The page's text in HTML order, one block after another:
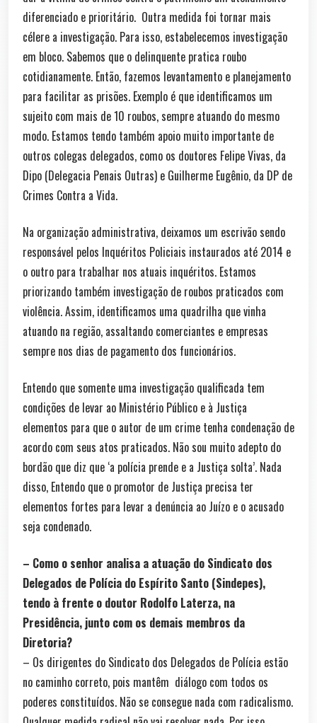
diferenciado e prioritário. Outra medida foi tornar mais
célere a investigação. Para isso, estabelecemos investigação
em bloco. Sabemos que o delinquente pratica roubo
cotidianamente. Então, fazemos levantamento e planejamento
para facilitar as prisões. Exemplo é que identificamos um
sujeito com mais de 10 roubos, sempre atuando do mesmo
modo. Estamos tendo também apoio muito importante de
outros colegas delegados, como os doutores Felipe Vivas, da
Dipo (Delegacia Penais Outras) e Guilherme Eugênio, da DP de
Crimes Contra a Vida.
Na organização administrativa, deixamos um escrivão sendo
responsável pelos Inquéritos Policiais instaurados até 2014 e
o outro para trabalhar nos atuais inquéritos. Estamos
priorizando também investigação de roubos praticados com
violência. Assim, identificamos uma quadrilha que vinha
atuando na região, assaltando comerciantes e empresas
sempre nos dias de pagamento dos funcionários.
Entendo que somente uma investigação qualificada tem
condições de levar ao Ministério Público e à Justiça
elementos para que o autor de um crime tenha condenação de
acordo com seus atos praticados. Não sou muito adepto do
bordão que diz que ‘a polícia prende e a Justiça solta’. Nada
disso, Entendo que o promotor de Justiça precisa ter
elementos fortes para levar a denúncia ao Juízo e o acusado
seja condenado.
– Como o senhor analisa a atuação do Sindicato dos
Delegados de Polícia do Espírito Santo (Sindepes),
tendo à frente o doutor Rodolfo Laterza, na
Presidência, junto com os demais membros da
Diretoria?
– Os dirigentes do Sindicato dos Delegados de Polícia estão
no caminho correto, pois mantêm diálogo com todos os
poderes constituídos. Não se consegue nada com radicalismo.